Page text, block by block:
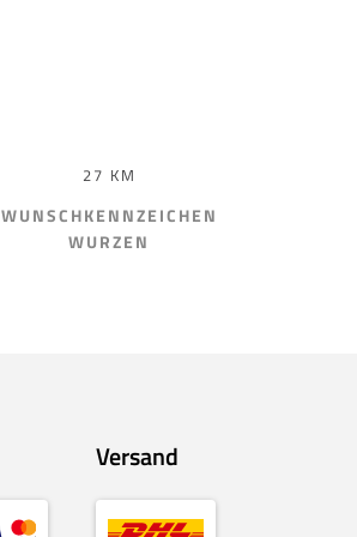
27 KM
WUNSCHKENNZEICHEN
WURZEN
Versand